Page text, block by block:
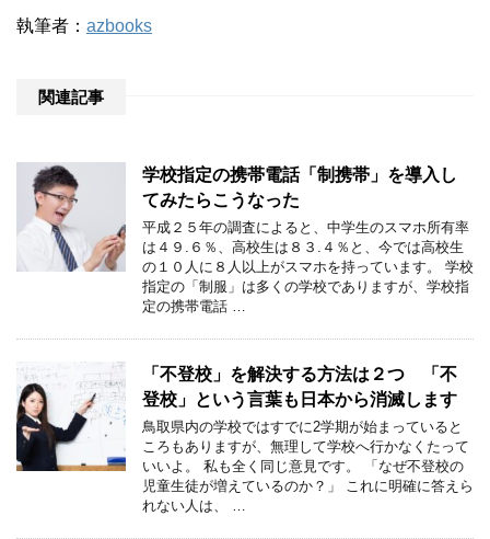
執筆者： azbooks
関連記事
学校指定の携帯電話「制携帯」を導入し
てみたらこうなった
平成２５年の調査によると、中学生のスマホ所有率
は４９.６％、高校生は８３.４％と、今では高校生
の１０人に８人以上がスマホを持っています。 学校
指定の「制服」は多くの学校でありますが、学校指
定の携帯電話 …
「不登校」を解決する方法は２つ 「不
登校」という言葉も日本から消滅します
鳥取県内の学校ではすでに2学期が始まっていると
ころもありますが、無理して学校へ行かなくたって
いいよ。 私も全く同じ意見です。 「なぜ不登校の
児童生徒が増えているのか？」 これに明確に答えら
れない人は、 …